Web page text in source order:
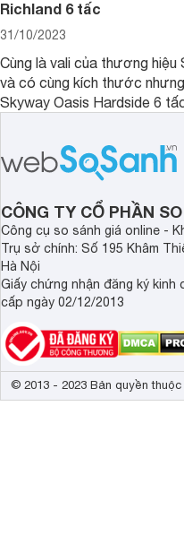
Richland 6 tấc
31/10/2023
Cùng là vali của thương hiệu
và có cùng kích thước
Skyway Oasis Hardside 6
triệu đồng.
CÔNG TY CỔ PHẦN
Công cụ so sánh giá online -
Trụ sở chính: Số 195 Khâm
Hà Nội
Giấy chứng nhận đăng ký kinh
cấp ngày 02/12/2013
© 2013 - 2023 Bản quyền